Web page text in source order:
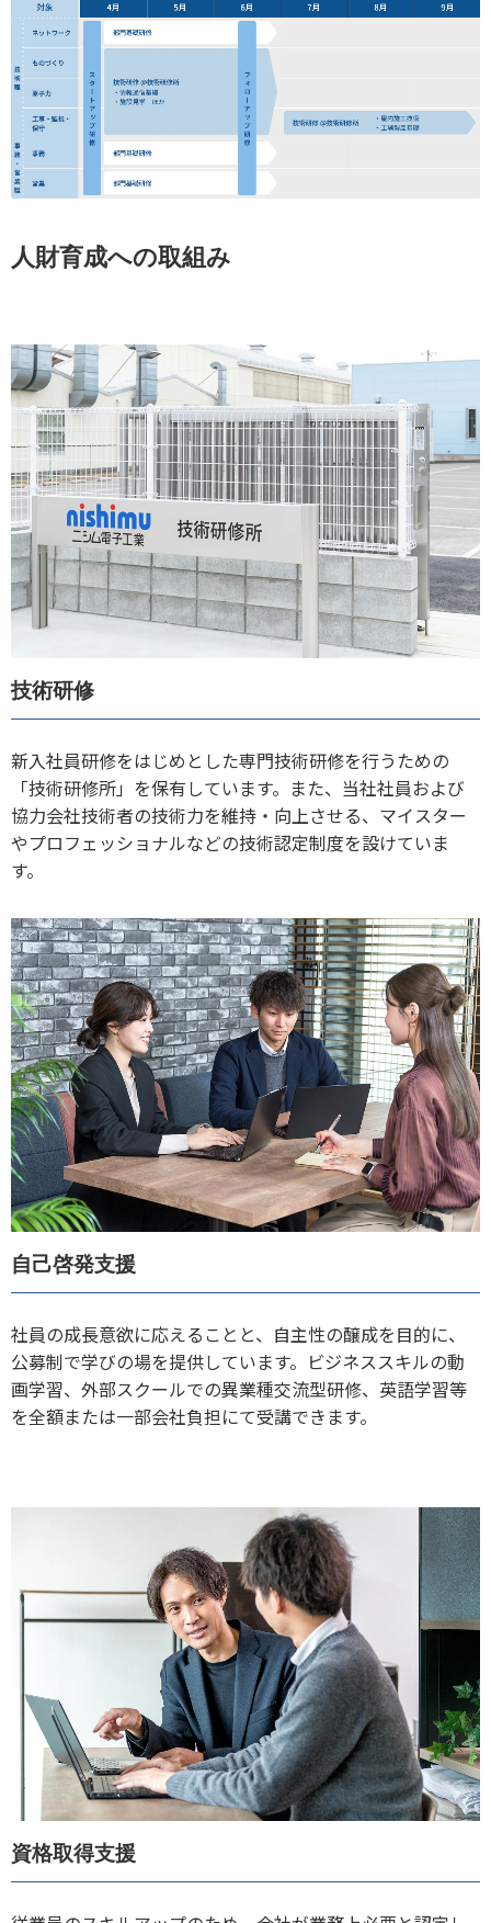
人財育成への取組み
技術研修
新入社員研修をはじめとした専門技術研修を行うための
「技術研修所」を保有しています。また、当社社員および
協力会社技術者の技術力を維持・向上させる、マイスター
やプロフェッショナルなどの技術認定制度を設けていま
す。
自己啓発支援
社員の成長意欲に応えることと、自主性の醸成を目的に、
公募制で学びの場を提供しています。ビジネススキルの動
画学習、外部スクールでの異業種交流型研修、英語学習等
を全額または一部会社負担にて受講できます。
資格取得支援